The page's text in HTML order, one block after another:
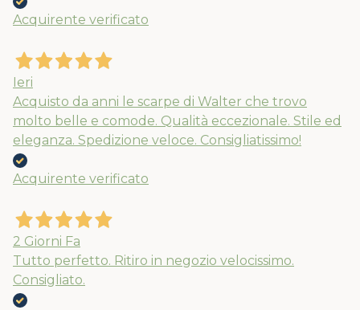
Acquirente verificato
Ieri
Acquisto da anni le scarpe di Walter che trovo
molto belle e comode. Qualità eccezionale. Stile ed
eleganza. Spedizione veloce. Consigliatissimo!
Acquirente verificato
2 Giorni Fa
Tutto perfetto. Ritiro in negozio velocissimo.
Consigliato.
Spedizioni garantite prima della
chiusura solo per gli ordini effettuati